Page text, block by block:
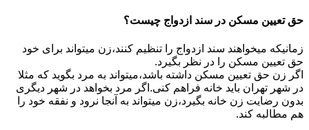
حق تعیین مسکن در سند ازدواج چیست؟
زمانیکه میخواهند سند ازدواج را تنظیم کنند،زن میتواند برای خود
حق تعیین مسکن را در نظر بگیرد.
اگر زن حق تعیین مسکن داشته باشد،میتواند به مرد بگوید که مثلا
در شهر تهران باید خانه فراهم کنی.اگر مرد بخواهد در شهر دیگری
بدون رضایت زن خانه بگیرد،زن میتواند به آنجا نرود و نفقه خود را
هم مطالبه کند.